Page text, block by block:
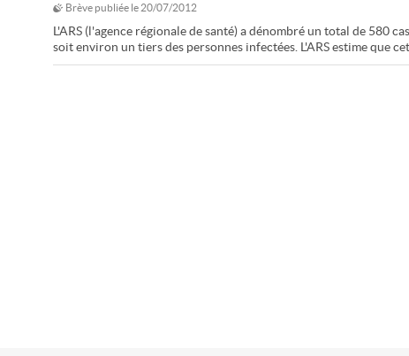
Brève publiée le 20/07/2012
L'ARS (l'agence régionale de santé) a dénombré un total de 580
soit environ un tiers des personnes infectées. L'ARS estime que